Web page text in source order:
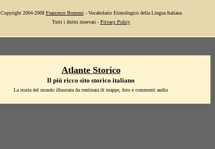
Copyright 2004-2008 Francesco Bonomi - Vocabolario Etimologico della Lingua Italiana
Tutti i diritti riservati - Privacy Policy
Atlante Storico
Il più ricco sito storico italiano
La storia del mondo illustrata da centinaia di mappe, foto e commenti audio